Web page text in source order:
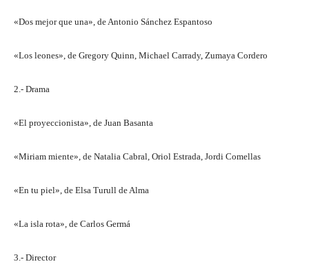
«Dos mejor que una», de Antonio Sánchez Espantoso
«Los leones», de Gregory Quinn, Michael Carrady, Zumaya Cordero
2.- Drama
«El proyeccionista», de Juan Basanta
«Miriam miente», de Natalia Cabral, Oriol Estrada, Jordi Comellas
«En tu piel», de Elsa Turull de Alma
«La isla rota», de Carlos Germá
3.- Director